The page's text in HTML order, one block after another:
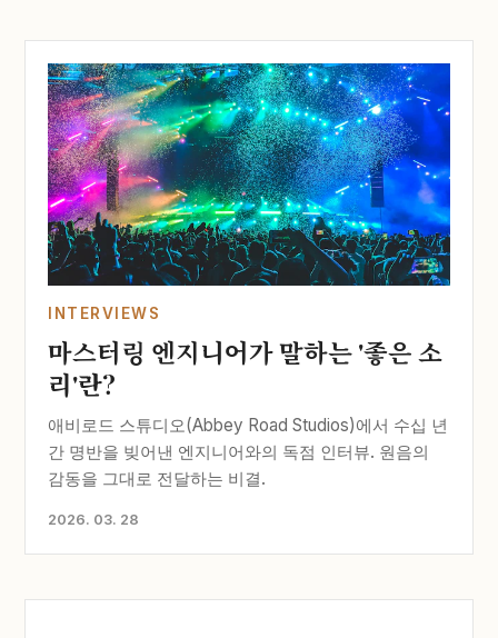
INTERVIEWS
마스터링 엔지니어가 말하는 '좋은 소
리'란?
애비로드 스튜디오(Abbey Road Studios)에서 수십 년
간 명반을 빚어낸 엔지니어와의 독점 인터뷰. 원음의
감동을 그대로 전달하는 비결.
2026. 03. 28